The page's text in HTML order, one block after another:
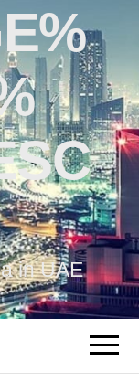
in UAE